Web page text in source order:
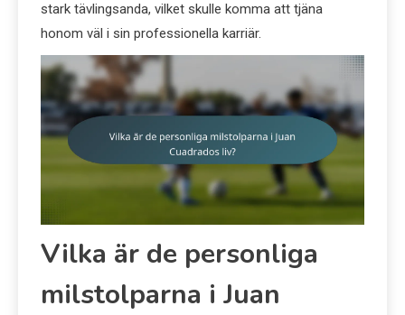
stark tävlingsanda, vilket skulle komma att tjäna
honom väl i sin professionella karriär.
Vilka är de personliga
milstolparna i Juan